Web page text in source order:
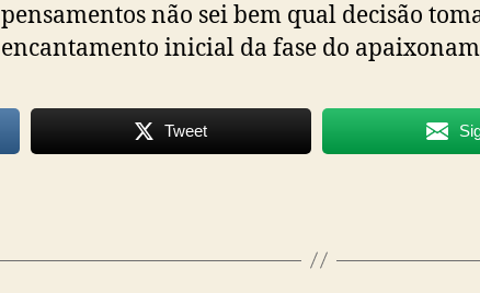
pensamentos não sei bem qual decisão
encantamento inicial da fase do
Tweet